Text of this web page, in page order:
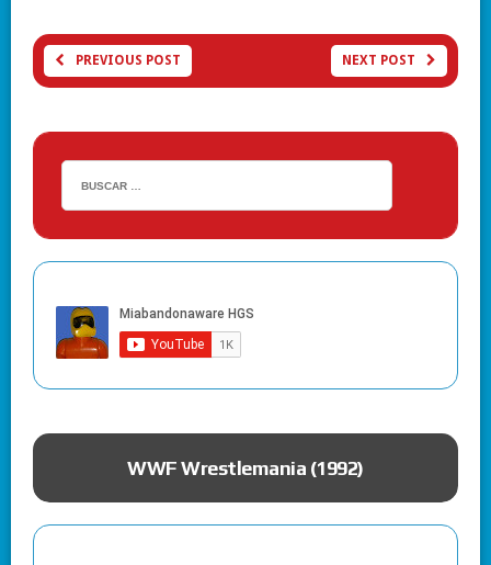
PREVIOUS POST NEXT POST
JUEGOS PCWWF Wrestlemania (1992)